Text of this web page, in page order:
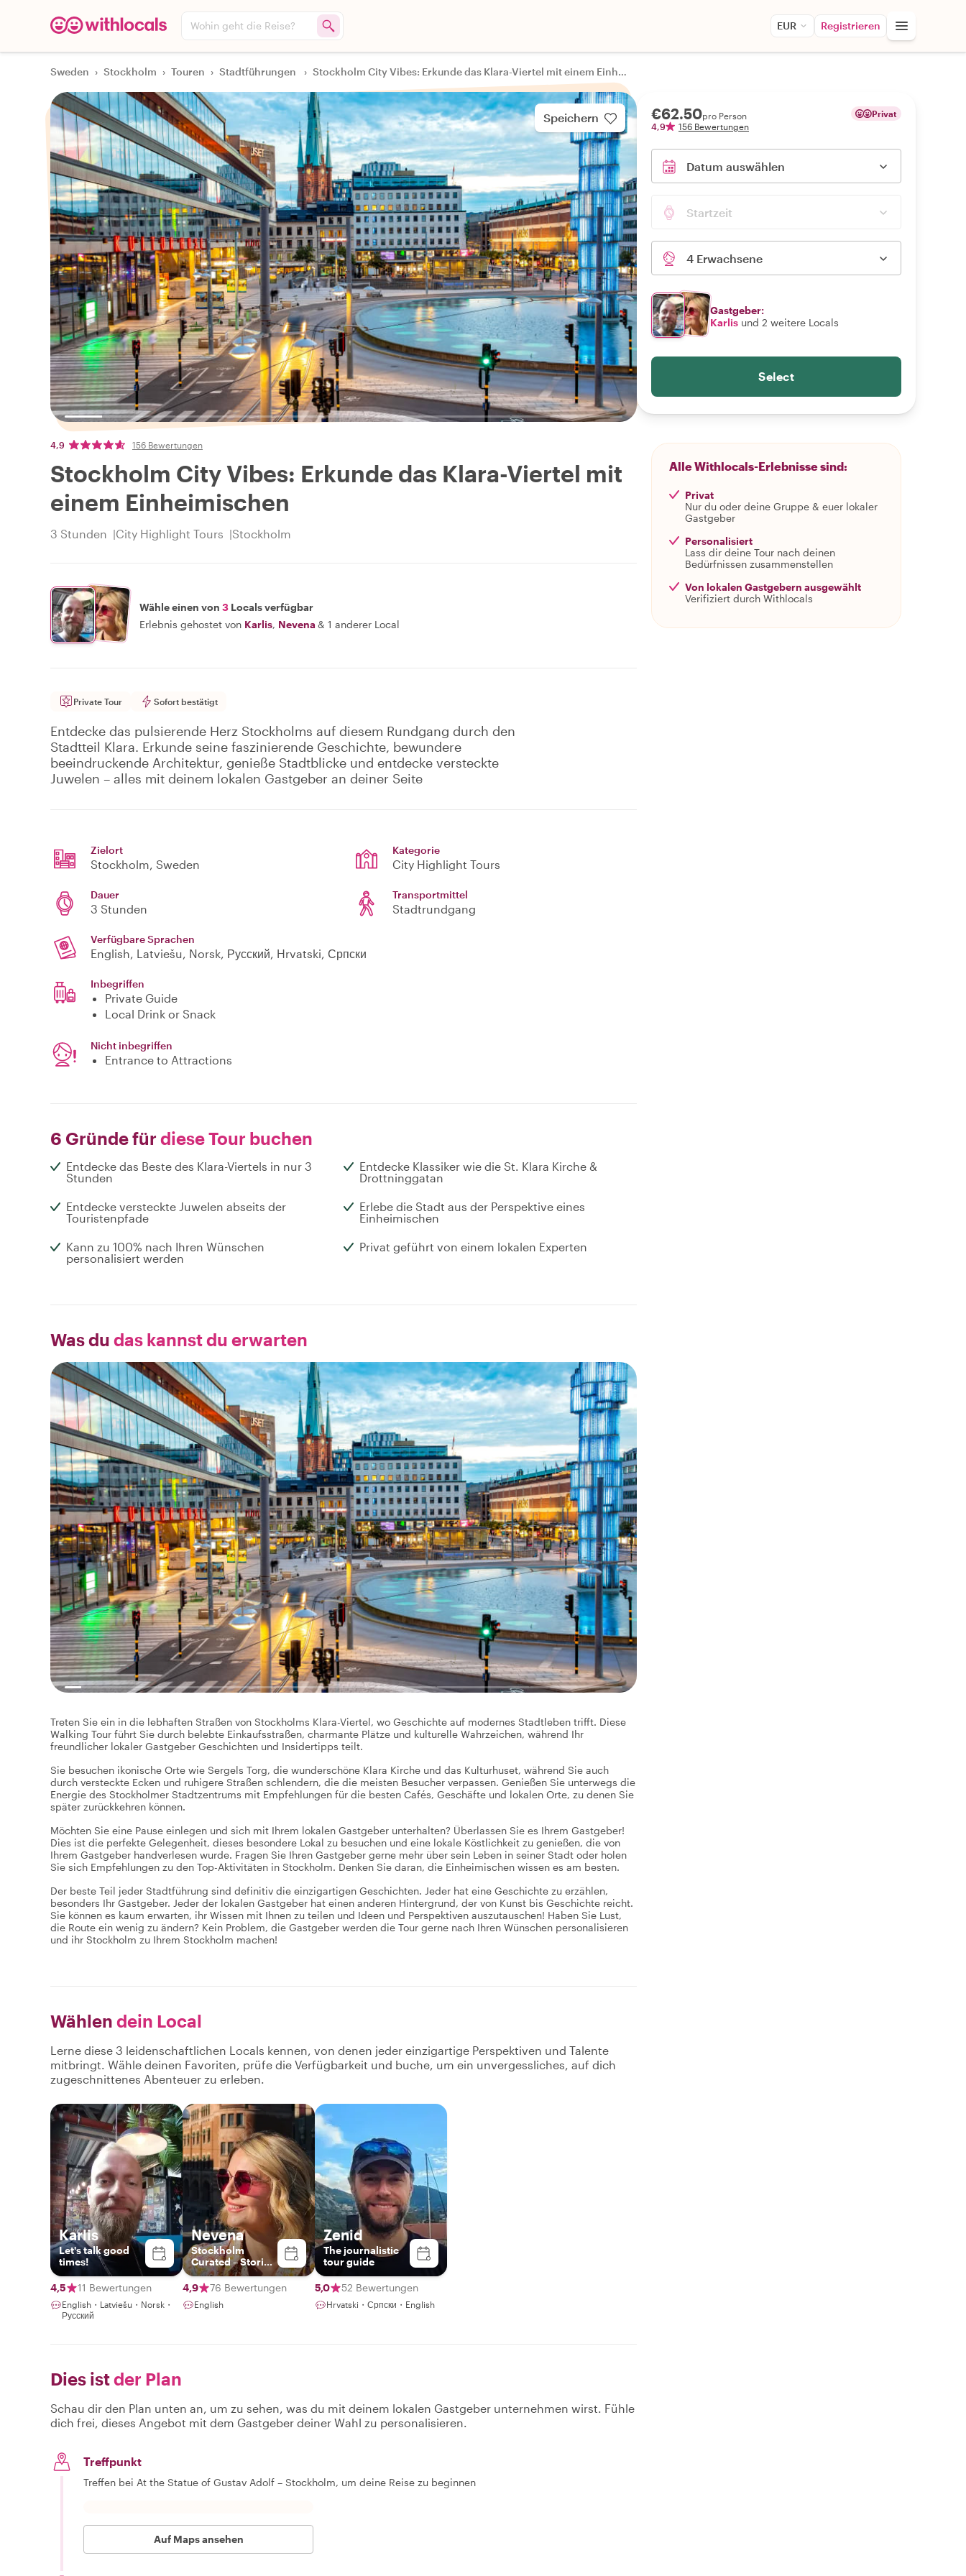
Wohin geht die Reise? EUR Registrieren
Sweden › Stockholm › Touren › Stadtführungen › Stockholm City Vibes: Erkunde das Klara-Viertel mit einem Einheimischen
Speichern
4,9 156 Bewertungen
Stockholm City Vibes: Erkunde das Klara-Viertel mit
einem Einheimischen
3 Stunden City Highlight Tours Stockholm
Wähle einen von 3 Locals verfügbar
Erlebnis gehostet von Karlis, Nevena & 1 anderer Local
Private Tour Sofort bestätigt
Entdecke das pulsierende Herz Stockholms auf diesem Rundgang durch den
Stadtteil Klara. Erkunde seine faszinierende Geschichte, bewundere
beeindruckende Architektur, genieße Stadtblicke und entdecke versteckte
Juwelen – alles mit deinem lokalen Gastgeber an deiner Seite
Zielort
Stockholm, Sweden
Kategorie
City Highlight Tours
Dauer
3 Stunden
Transportmittel
Stadtrundgang
Verfügbare Sprachen
English, Latviešu, Norsk, Русский, Hrvatski, Српски
Inbegriffen
Private Guide
Local Drink or Snack
Nicht inbegriffen
Entrance to Attractions
6 Gründe für diese Tour buchen
Entdecke das Beste des Klara-Viertels in nur 3
Stunden
Entdecke Klassiker wie die St. Klara Kirche &
Drottninggatan
Entdecke versteckte Juwelen abseits der
Touristenpfade
Erlebe die Stadt aus der Perspektive eines
Einheimischen
Kann zu 100% nach Ihren Wünschen
personalisiert werden
Privat geführt von einem lokalen Experten
Was du das kannst du erwarten
Treten Sie ein in die lebhaften Straßen von Stockholms Klara-Viertel, wo Geschichte auf modernes Stadtleben trifft. Diese
Walking Tour führt Sie durch belebte Einkaufsstraßen, charmante Plätze und kulturelle Wahrzeichen, während Ihr
freundlicher lokaler Gastgeber Geschichten und Insidertipps teilt.
Sie besuchen ikonische Orte wie Sergels Torg, die wunderschöne Klara Kirche und das Kulturhuset, während Sie auch
durch versteckte Ecken und ruhigere Straßen schlendern, die die meisten Besucher verpassen. Genießen Sie unterwegs die
Energie des Stockholmer Stadtzentrums mit Empfehlungen für die besten Cafés, Geschäfte und lokalen Orte, zu denen Sie
später zurückkehren können.
Möchten Sie eine Pause einlegen und sich mit Ihrem lokalen Gastgeber unterhalten? Überlassen Sie es Ihrem Gastgeber!
Dies ist die perfekte Gelegenheit, dieses besondere Lokal zu besuchen und eine lokale Köstlichkeit zu genießen, die von
Ihrem Gastgeber handverlesen wurde. Fragen Sie Ihren Gastgeber gerne mehr über sein Leben in seiner Stadt oder holen
Sie sich Empfehlungen zu den Top-Aktivitäten in Stockholm. Denken Sie daran, die Einheimischen wissen es am besten.
Der beste Teil jeder Stadtführung sind definitiv die einzigartigen Geschichten. Jeder hat eine Geschichte zu erzählen,
besonders Ihr Gastgeber. Jeder der lokalen Gastgeber hat einen anderen Hintergrund, der von Kunst bis Geschichte reicht.
Sie können es kaum erwarten, ihr Wissen mit Ihnen zu teilen und Ideen und Perspektiven auszutauschen! Haben Sie Lust,
die Route ein wenig zu ändern? Kein Problem, die Gastgeber werden die Tour gerne nach Ihren Wünschen personalisieren
und ihr Stockholm zu Ihrem Stockholm machen!
Wählen dein Local
Lerne diese 3 leidenschaftlichen Locals kennen, von denen jeder einzigartige Perspektiven und Talente
mitbringt. Wähle deinen Favoriten, prüfe die Verfügbarkeit und buche, um ein unvergessliches, auf dich
zugeschnittenes Abenteuer zu erleben.
Karlis
Let's talk good
times!
4,5 11 Bewertungen
English・Latviešu・Norsk・
Русский
Nevena
Stockholm
Curated – Stories
& Style with a
Local Expert.
4,9 76 Bewertungen
English
Zenid
The journalistic
tour guide
5,0 52 Bewertungen
Hrvatski・Српски・English
Dies istder Plan
Schau dir den Plan unten an, um zu sehen, was du mit deinem lokalen Gastgeber unternehmen wirst. Fühle
dich frei, dieses Angebot mit dem Gastgeber deiner Wahl zu personalisieren.
Treffpunkt
Treffen bei At the Statue of Gustav Adolf – Stockholm, um deine Reise zu beginnen
Auf Maps ansehen
€62.50pro Person
4,9
156 Bewertungen
Privat
Datum auswählen
Startzeit
4 Erwachsene
Gastgeber:
Karlis und 2 weitere Locals
Select
Alle Withlocals-Erlebnisse sind:
Privat
Nur du oder deine Gruppe & euer lokaler
Gastgeber
Personalisiert
Lass dir deine Tour nach deinen
Bedürfnissen zusammenstellen
Von lokalen Gastgebern ausgewählt
Verifiziert durch Withlocals